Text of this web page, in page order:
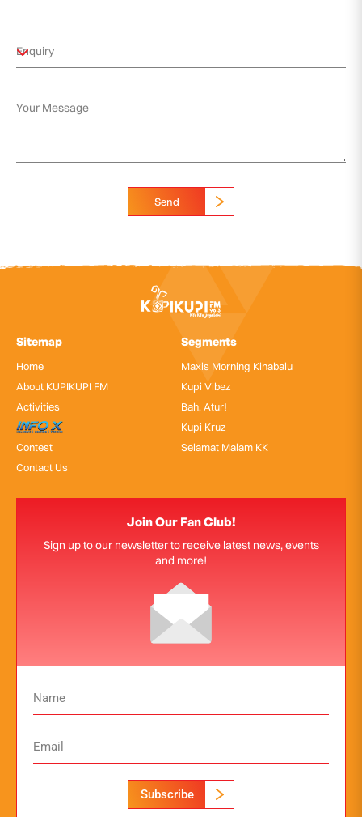
Send
Sitemap
Home
About KUPIKUPI FM
Activities
InfoX
Contest
Contact Us
Segments
Maxis Morning Kinabalu
Kupi Vibez
Bah, Atur!
Kupi Kruz
Selamat Malam KK
Join Our Fan Club!
Sign up to our newsletter to receive latest news, events
and more!
Subscribe